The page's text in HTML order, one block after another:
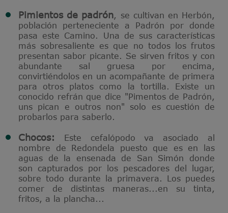
Pimientos de padrón, se cultivan en Herbón,
población perteneciente a Padrón por donde
pasa este Camino. Una de sus características
más sobresaliente es que no todos los frutos
presentan sabor picante. Se sirven fritos y con
abundante sal gruesa por encima,
convirtiéndolos en un acompañante de primera
para otros platos como la tortilla. Existe un
conocido refrán que dice "Pimentos de Padrón,
uns pican e outros non" solo es cuestión de
probarlos para saberlo.
Chocos:
Este cefalópodo va asociado al
nombre de Redondela puesto que es en las
aguas de la ensenada de San Simón donde
son capturados por los pescadores del lugar,
sobre todo durante la primavera. Los puedes
comer de distintas maneras...en su tinta,
fritos, a la plancha...